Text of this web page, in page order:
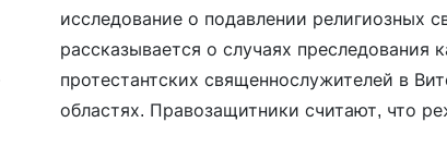
исследование о подавлении религиозных
рассказывается о случаях преследования
протестантских священнослужителей в
областях. Правозащитники считают, что